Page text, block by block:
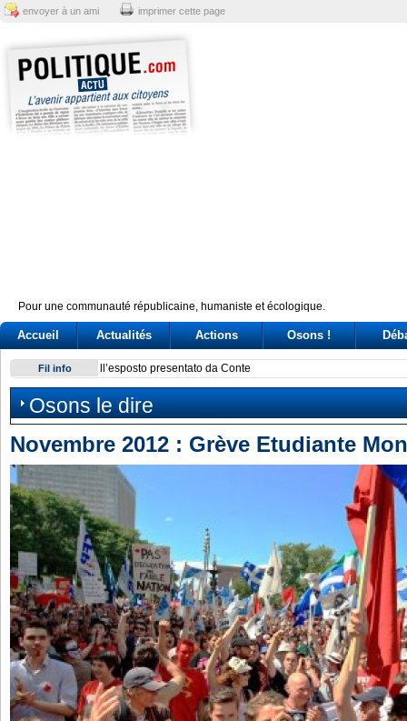
envoyer à un ami imprimer cette page
Pour une communauté républicaine, humaniste et écologique.
Accueil Actualités Actions Osons !
Fil info Scontro su Schengen, tensioni nel governo. Passa la linea
Osons le dire
Novembre 2012 : Grève Etudiante